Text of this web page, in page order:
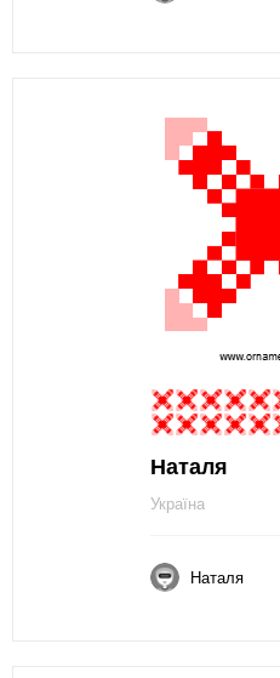
Наталя
Україна
Наталя